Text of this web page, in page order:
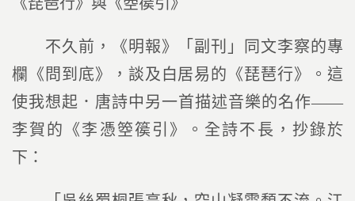
不久前，《明報》「副刊」同文李察的專
欄《問到底》，談及白居易的《琵琶行》。這
使我想起．唐詩中另一首描述音樂的名作――
李賀的《李憑箜篌引》。全詩不長，抄錄於
下：